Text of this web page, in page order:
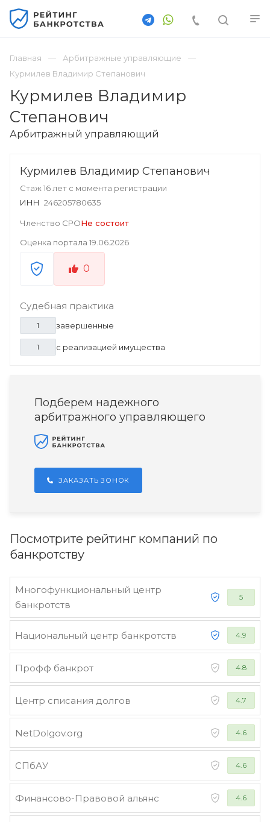
Главная
Арбитражные управляющие
Курмилев Владимир Степанович
Курмилев Владимир
Степанович
Арбитражный управляющий
Курмилев Владимир Степанович
Стаж 16 лет с момента регистрации
ИНН 246205780635
Членство СРОНе состоит
Оценка портала 19.06.2026
0
Судебная практика
1 завершенные
1 с реализацией имущества
Подберем надежного
арбитражного управляющего
ЗАКАЗАТЬ ЗОНОК
Посмотрите рейтинг компаний по
банкротству
Многофункциональный центр
банкротств
5
Национальный центр банкротств 4.9
Профф банкрот 4.8
Центр списания долгов 4.7
NetDolgov.org 4.6
СПбАУ 4.6
Финансово-Правовой альянс 4.6